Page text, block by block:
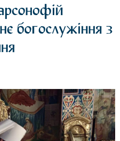
богослужіння з